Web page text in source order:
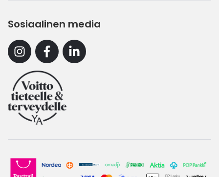
Sosiaalinen media
InstagramFacebookLinkedin